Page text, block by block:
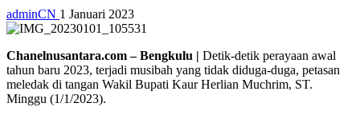
adminCN 1 Januari 2023
Chanelnusantara.com – Bengkulu | Detik-detik perayaan awal
tahun baru 2023, terjadi musibah yang tidak diduga-duga, petasan
meledak di tangan Wakil Bupati Kaur Herlian Muchrim, ST.
Minggu (1/1/2023).